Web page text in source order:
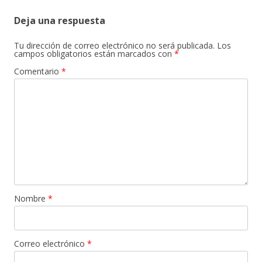
Deja una respuesta
Tu dirección de correo electrónico no será publicada. Los
campos obligatorios están marcados con *
Comentario *
Nombre *
Correo electrónico *